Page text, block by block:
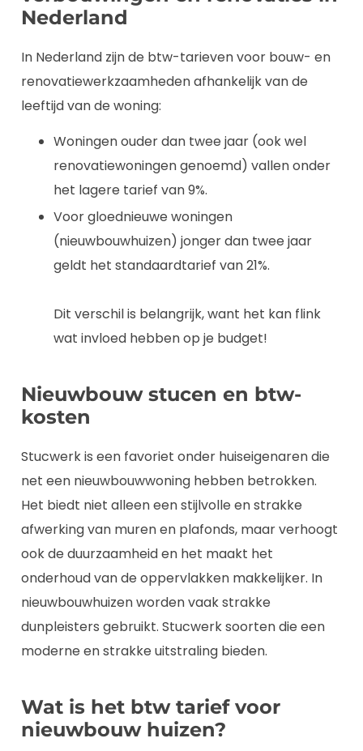
Nederland
In Nederland zijn de btw-tarieven voor bouw- en
renovatiewerkzaamheden afhankelijk van de
leeftijd van de woning:
Woningen ouder dan twee jaar (ook wel
renovatiewoningen genoemd) vallen onder
het lagere tarief van 9%.
Voor gloednieuwe woningen
(nieuwbouwhuizen) jonger dan twee jaar
geldt het standaardtarief van 21%.
Dit verschil is belangrijk, want het kan flink
wat invloed hebben op je budget!
Nieuwbouw stucen en btw-
kosten
Stucwerk is een favoriet onder huiseigenaren die
net een nieuwbouwwoning hebben betrokken.
Het biedt niet alleen een stijlvolle en strakke
afwerking van muren en plafonds, maar verhoogt
ook de duurzaamheid en het maakt het
onderhoud van de oppervlakken makkelijker. In
nieuwbouwhuizen worden vaak strakke
dunpleisters gebruikt. Stucwerk soorten die een
moderne en strakke uitstraling bieden.
Wat is het btw tarief voor
nieuwbouw huizen?